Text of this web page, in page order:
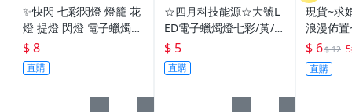
✨快閃 七彩閃燈 燈籠 花
燈 提燈 閃燈 電子蠟燭
燈芯 燈心 LED 元宵 DIY
美勞 手工藝
$ 8
直購
☆四月科技能源☆大號L
ED電子蠟燭燈七彩/黃/
白/紅光浪漫生日婚慶電
子蠟燭燈變色小夜燈[11-
2]
$ 5
直購
現貨~求
浪漫佈
蠟燭~1
漸變 小
$ 6$ 12
直購